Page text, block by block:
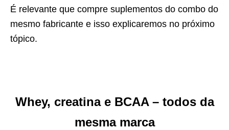
É relevante que compre suplementos do combo do
mesmo fabricante e isso explicaremos no próximo
tópico.
Whey, creatina e BCAA – todos da
mesma marca